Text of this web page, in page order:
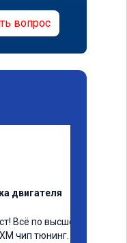
вопрос
двигателя
Всё по высшему
чип тюнинг.